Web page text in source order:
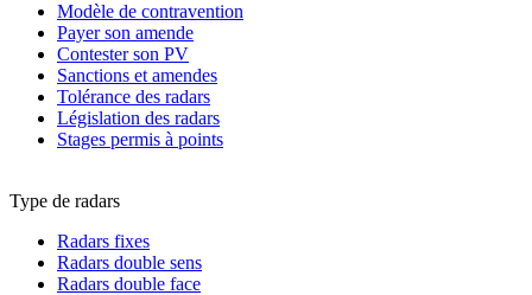
Modèle de contravention
Payer son amende
Contester son PV
Sanctions et amendes
Tolérance des radars
Législation des radars
Stages permis à points
Type de radars
Radars fixes
Radars double sens
Radars double face